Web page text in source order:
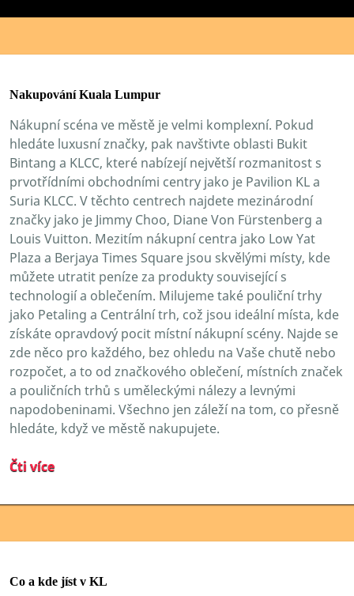
Nakupování Kuala Lumpur
Nákupní scéna ve městě je velmi komplexní. Pokud
hledáte luxusní značky, pak navštivte oblasti Bukit
Bintang a KLCC, které nabízejí největší rozmanitost s
prvotřídními obchodními centry jako je Pavilion KL a
Suria KLCC. V těchto centrech najdete mezinárodní
značky jako je Jimmy Choo, Diane Von Fürstenberg a
Louis Vuitton. Mezitím nákupní centra jako Low Yat
Plaza a Berjaya Times Square jsou skvělými místy, kde
můžete utratit peníze za produkty související s
technologií a oblečením. Milujeme také pouliční trhy
jako Petaling a Centrální trh, což jsou ideální místa, kde
získáte opravdový pocit místní nákupní scény. Najde se
zde něco pro každého, bez ohledu na Vaše chutě nebo
rozpočet, a to od značkového oblečení, místních značek
a pouličních trhů s uměleckými nálezy a levnými
napodobeninami. Všechno jen záleží na tom, co přesně
hledáte, když ve městě nakupujete.
Čti více
Co a kde jíst v KL